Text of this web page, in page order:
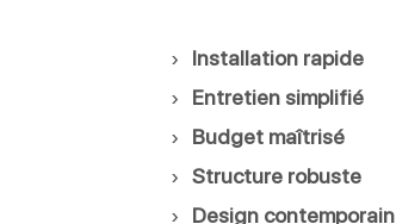
Installation rapide
Entretien simplifié
Budget maîtrisé
Structure robuste
Design contemporain